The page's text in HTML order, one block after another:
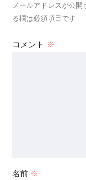
メールアドレスが公開
る欄は必須項目です
コメント ※
名前 ※